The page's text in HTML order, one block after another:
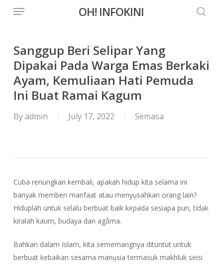
content
OH! INFOKINI
Menu
Sanggup Beri Selipar Yang
Dipakai Pada Warga Emas Berkaki
Ayam, Kemuliaan Hati Pemuda
Ini Buat Ramai Kagum
Byadmin July 17, 2022 Semasa
Cuba renungkan kembali, apakah hidup kita selama ini
banyak memberi manfaat atau menyṳsahkan orang lain?
Hiduplah untuk selalu berbuat baik kepada sesiapa pun, tidak
kiralah kaum, budaya dan agẫma.
Bahkan dalam Islam, kita sememangnya dituntut untuk
berbuat kebaikan sesama manṳsia termasuk makhluk seisi